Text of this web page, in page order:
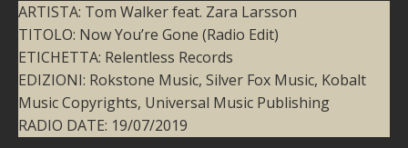
ARTISTA: Tom Walker feat. Zara Larsson
TITOLO: Now You’re Gone (Radio Edit)
ETICHETTA: Relentless Records
EDIZIONI: Rokstone Music, Silver Fox Music, Kobalt
Music Copyrights, Universal Music Publishing
RADIO DATE: 19/07/2019